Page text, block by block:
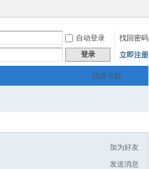
自动登录
找回密码
登录 立即注册
快捷导航
加为好友
发送消息